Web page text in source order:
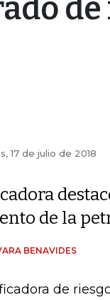
17 de julio de 2018
de la
BENAVIDES
de